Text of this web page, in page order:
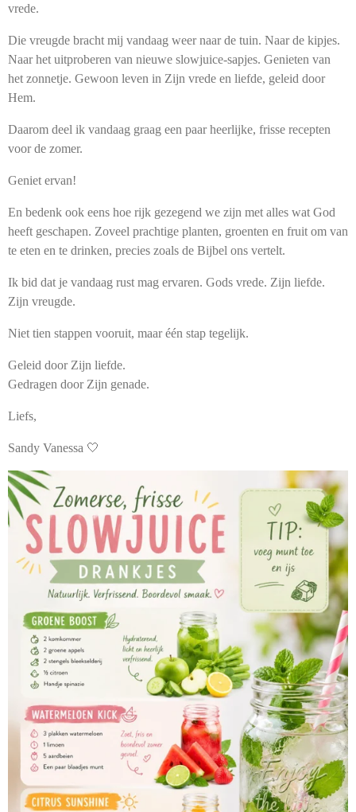
vrede.
Die vreugde bracht mij vandaag weer naar de tuin. Naar de kipjes.
Naar het uitproberen van nieuwe slowjuice-sapjes. Genieten van
het zonnetje. Gewoon leven in Zijn vrede en liefde, geleid door
Hem.
Daarom deel ik vandaag graag een paar heerlijke, frisse recepten
voor de zomer.
Geniet ervan!
En bedenk ook eens hoe rijk gezegend we zijn met alles wat God
heeft geschapen. Zoveel prachtige planten, groenten en fruit om van
te eten en te drinken, precies zoals de Bijbel ons vertelt.
Ik bid dat je vandaag rust mag ervaren. Gods vrede. Zijn liefde.
Zijn vreugde.
Niet tien stappen vooruit, maar één stap tegelijk.
Geleid door Zijn liefde.
Gedragen door Zijn genade.
Liefs,
Sandy Vanessa 🤍